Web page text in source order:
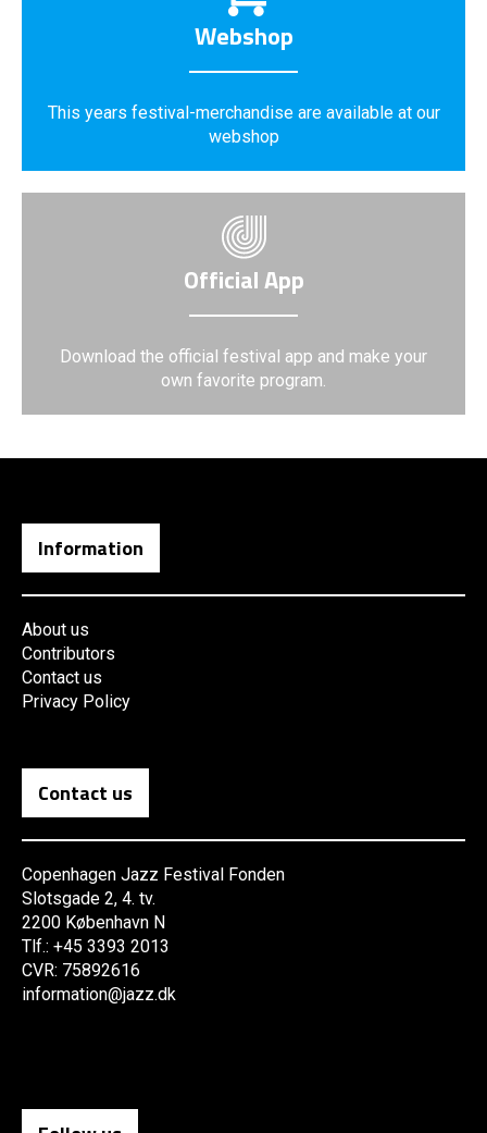
Webshop
This years festival-merchandise are available at our
webshop
Official App
Download the official festival app and make your
own favorite program.
Information
About us
Contributors
Contact us
Privacy Policy
Contact us
Copenhagen Jazz Festival Fonden
Slotsgade 2, 4. tv.
2200 København N
Tlf.: +45 3393 2013
CVR: 75892616
information@jazz.dk